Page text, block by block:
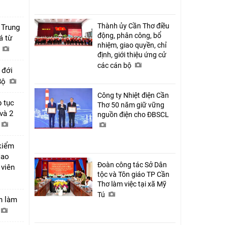
từ
đới
tục
2
làm
Thành ủy Cần Thơ điều
động, phân công, bổ
nhiệm, giao quyền, chỉ
định, giới thiệu ứng cử
các cán bộ
Công ty Nhiệt điện Cần
Thơ 50 năm giữ vững
nguồn điện cho ĐBSCL
Đoàn công tác Sở Dân
tộc và Tôn giáo TP Cần
Thơ làm việc tại xã Mỹ
Tú